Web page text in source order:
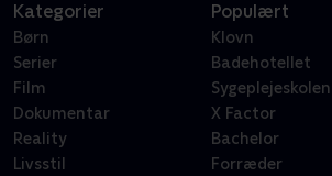
Kategorier
Børn
Serier
Film
Dokumentar
Reality
Livsstil
Populært
Klovn
Badehotellet
Sygeplejeskolen
X Factor
Bachelor
Forræder